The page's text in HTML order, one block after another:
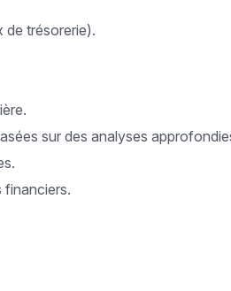
de trésorerie).
sur des analyses
financiers.